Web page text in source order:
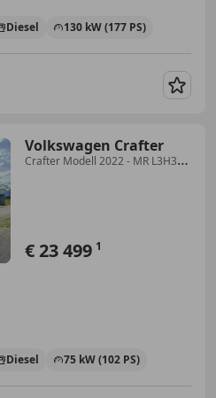
Diesel 130 kW (177 PS)
Volkswagen Crafter
Crafter Modell 2022 - MR L3H3
€ 23 499 1
Diesel 75 kW (102 PS)